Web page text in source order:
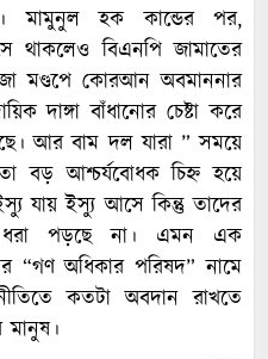
মামুনুল হক কান্ডের পর,
থাকলেও বিএনপি জামাতের
মণ্ডপে কোরআন অবমাননার
দাঙ্গা বাঁধানোর চেষ্টা করে
আর বাম দল যারা ” সময়ে
বড় আশ্চর্যবোধক চিহ্ন হয়ে
যায় ইস্যু আসে কিন্তু তাদের
ধরা পড়ছে না। এমন এক
“গণ অধিকার পরিষদ” নামে
কতটা অবদান রাখতে
মানুষ।